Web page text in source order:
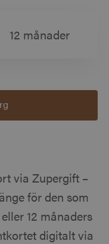
12 månader
via Zupergift –
för den som
12 månaders
digitalt via